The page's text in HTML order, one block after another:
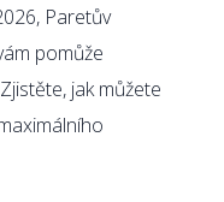
Paretův
pomůže
jak můžete